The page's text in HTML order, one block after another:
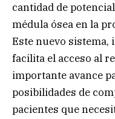
cantidad de
médula ósea en la
Este nuevo sistema,
facilita el acceso al
importante avance
posibilidades de
pacientes que